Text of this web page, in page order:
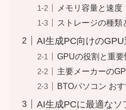
メモリ容量と速度
ストレージの種類
AI生成PC向けのGPU
GPUの役割と重要
主要メーカーの
BTOパソコン お
AI生成PCに最適なソ